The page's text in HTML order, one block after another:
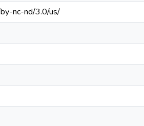
nc-nd/3.0/us/